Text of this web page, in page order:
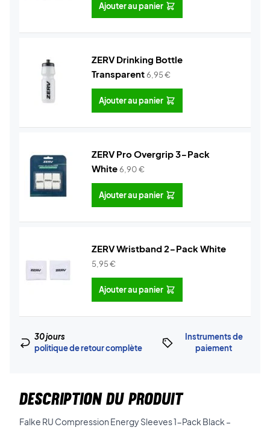
Ajouter au panier
ZERV Drinking Bottle
Transparent6,95€
Ajouter au panier
ZERV Pro Overgrip 3-Pack
White6,90€
Ajouter au panier
ZERV Wristband 2-Pack White
5,95€
Ajouter au panier
30 jours
politique de retour complète
Instruments de
paiement
DESCRIPTION DU PRODUIT
Falke RU Compression Energy Sleeves 1-Pack Black –